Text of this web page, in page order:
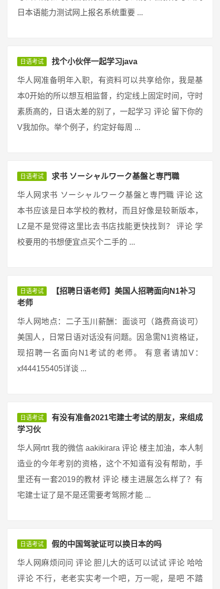
日本语能力测试网上报名系统重要 ...
日语考试 找个小伙伴一起学习java
华人网准备明年入职，有资料可以共享给你，我是基
本0开始的所以想互相监督，约定线上固定时间，守时
素质高的，日语太差的别了，一起学习 评论 留下你的
V我加你。举个例子，约定好每周 ...
日语考试 求书 ソーシャルワーク基盤と専門職
华人网求书 ソーシャルワーク基盤と専門職 评论 这
本书应该是日本学校的教材，而且好像是较新版本，
LZ是不是觉得这里比去书店找能更快找到？ 评论 学
校要用的书想便宜点买个二手的 ...
日语考试
【招聘日语老师】美国人招聘面向N1补习
老师
华人网地点：二子玉川薪酬：面谈可（路费商谈可）
美国人，日常日语对话没有问题。因急需N1资格证，
现招聘一名面向N1考试的老师。 有意者请加V：
xf444155405详谈 ...
日语考试
有没有准备2021宅建士考试的朋友，来组成
学习伙
华人网rtrt 我的微信 aakikirara 评论 楼主加油，本人制
造业的今年考别的资格，这个不知道有没有帮助，手
里还有一套2019的教材 评论 楼主进展怎么样了？有
宅建士证了是不是还需要考驾照才能 ...
日语考试 假的中国驾驶证可以换日本的吗
华人网麻烦问问 评论 胆儿大的话可以试试 评论 哈哈
评论 不行，老老实实考一个吧，万一呢，是吧 不踏